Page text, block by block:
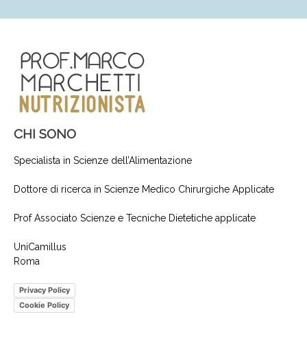
CHI SONO
Specialista in Scienze dell’Alimentazione
Dottore di ricerca in Scienze Medico Chirurgiche Applicate
Prof Associato Scienze e Tecniche Dietetiche applicate
UniCamillus
Roma
Privacy Policy
Cookie Policy